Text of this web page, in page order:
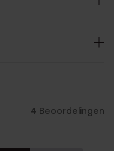
4 Beoordelingen